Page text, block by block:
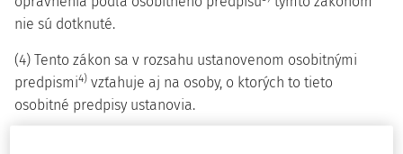
nie sú dotknuté.
(4) Tento zákon sa v rozsahu ustanovenom osobitnými
predpismi4) vzťahuje aj na osoby, o ktorých to tieto
osobitné predpisy ustanovia.